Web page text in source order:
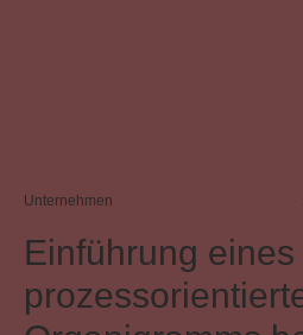
Unternehmen
Einführung eines